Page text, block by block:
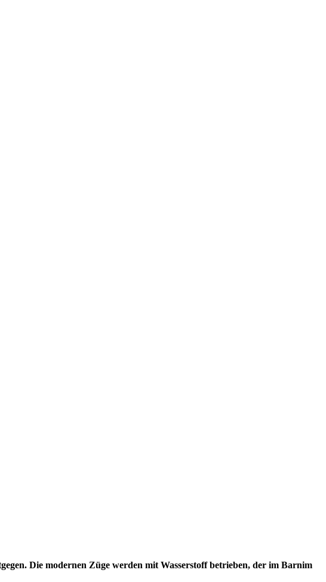
Die modernen Züge werden mit Wasserstoff betrieben, der im Barnim